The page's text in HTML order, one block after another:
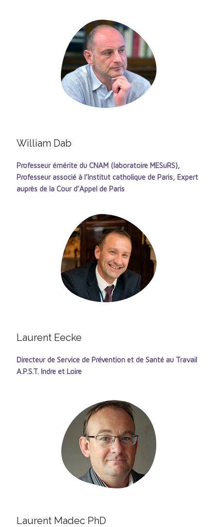
William Dab
Professeur émérite du CNAM (laboratoire MESuRS),
Professeur associé à l’Institut catholique de Paris, Expert
auprès de la Cour d’Appel de Paris
Laurent Eecke
Directeur de Service de Prévention et de Santé au Travail
A.P.S.T. Indre et Loire
Laurent Madec PhD